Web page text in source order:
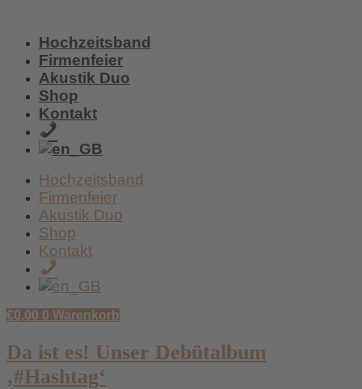
wechselnHochzeitsband
Firmenfeier
Akustik Duo
Shop
Kontakt
/
017
59
438
Hochzeitsband
Firmenfeier
Akustik Duo
Shop
Kontakt
/
017
438
€0,00 0 Warenkorb
Da ist es! Unser Debütalbum
‚#Hashtag‘